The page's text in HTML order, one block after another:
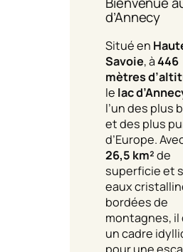
d’Annecy
Situé en
Savoie, à446
mètres
le lac
l’un des plus
et des plus
d’Europe.
26,5 km²de
superficie et
eaux
bordées de
montagnes, il
un cadre